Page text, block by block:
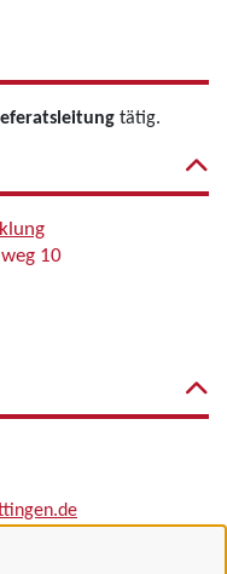
tätig.
10